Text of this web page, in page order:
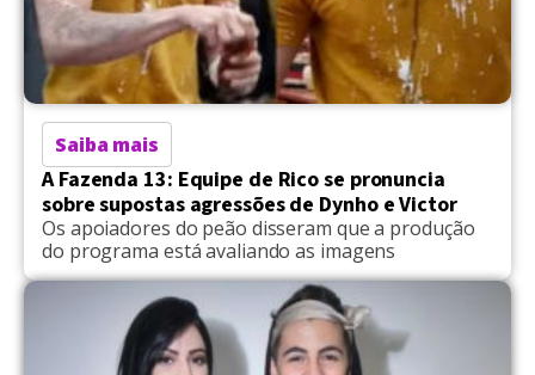
Saiba mais
A Fazenda 13: Equipe de Rico se pronuncia
sobre supostas agressões de Dynho e Victor
Os apoiadores do peão disseram que a produção
do programa está avaliando as imagens